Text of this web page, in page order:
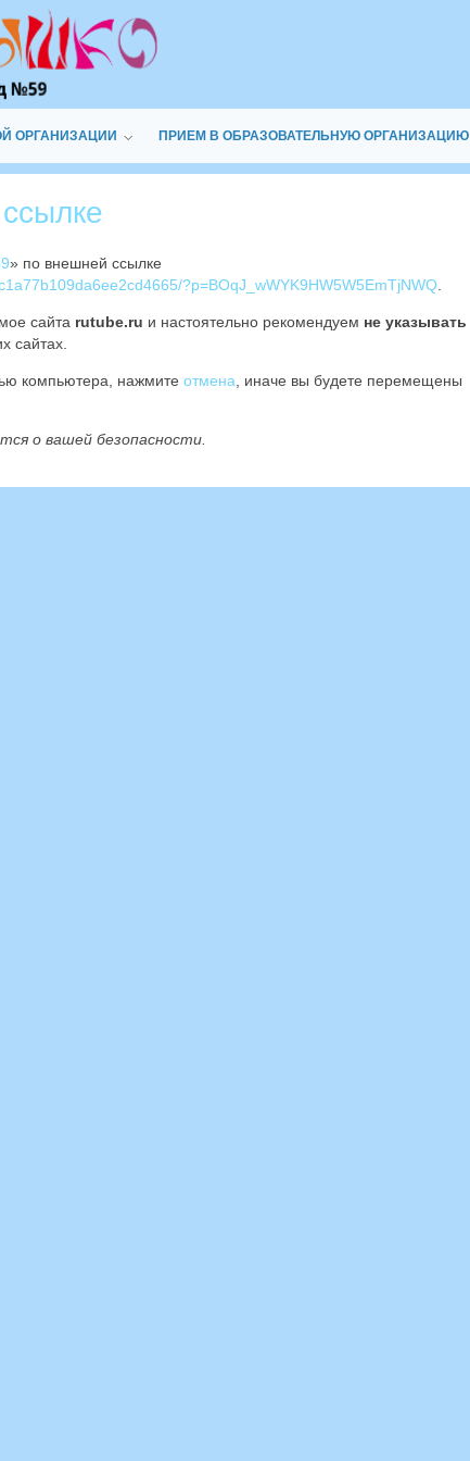
ОРГАНИЗАЦИИ ПРИЕМ В ОБРАЗОВАТЕЛЬНУЮ ОРГАНИЗАЦИЮ
» по внешней ссылке
?p=BOqJ_wWYK9HW5W5EmTjNWQ
сайта rutube.ru и настоятельно рекомендуем не указывать
сайтах.
компьютера, нажмите отмена , иначе вы будете перемещены
о вашей безопасности.